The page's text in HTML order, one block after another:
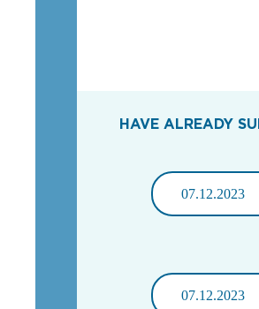
HAVE ALREADY
07.12.2023
07.12.2023